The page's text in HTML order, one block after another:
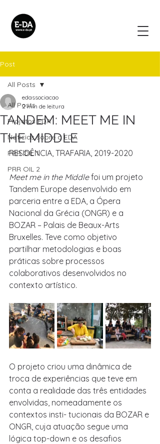
Post
All Posts
Projetos EDA
Noticias sobre a EDA
PRR OIL 1
PRR OIL 2
All Posts
TANDEM: MEET ME IN
THE MIDDLE
edassociacao
2 min de leitura
RESIDÊNCIA, TRAFARIA, 2019-2020
Meet me in the Middle foi um projeto
Tandem Europe desenvolvido em
parceria entre a EDA, a Ópera
Nacional da Grécia (ONGR) e a
BOZAR – Palais de Beaux-Arts
Bruxelles. Teve como objetivo
partilhar metodologias e boas
práticas sobre processos
colaborativos desenvolvidos no
contexto artístico.
O projeto criou uma dinâmica de
troca de experiências que teve em
conta a realidade das três entidades
envolvidas, nomeadamente os
contextos insti- tucionais da BOZAR e
ONGR, cuja atuação segue uma
lógica top-down e os desafios